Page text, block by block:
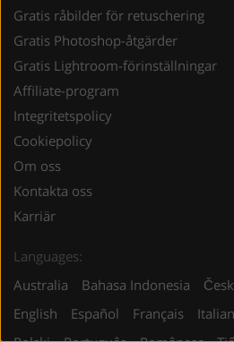
Gratis råbilder för retuschering
Gratis Photoshop-åtgärder
Gratis Lightroom-förinställningar
Affiliate-program
Integritetspolicy
Cookiepolicy
Om oss
Kontakta oss
Karriär
Languages:
Australia
Bahasa Indonesia
English
Español Français